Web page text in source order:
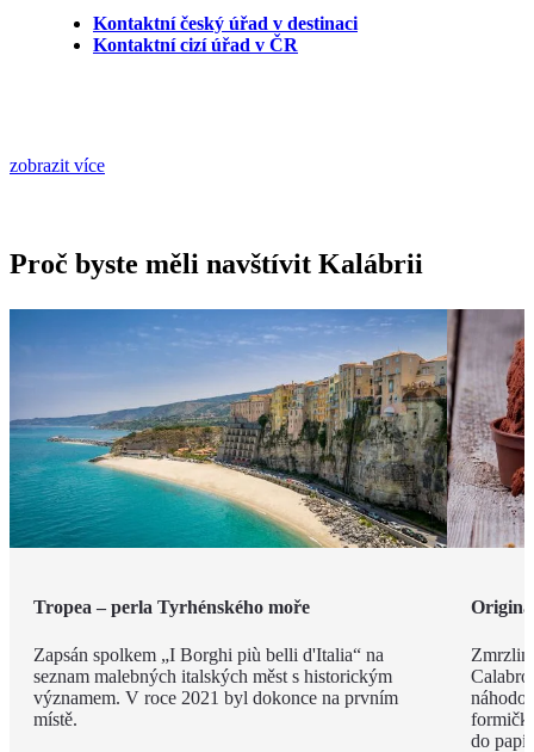
Kontaktní český úřad v destinaci
Kontaktní cizí úřad v ČR
zobrazit více
Proč byste měli navštívit Kalábrii
Tropea – perla Tyrhénského moře
Zapsán spolkem „I Borghi più belli d'Italia“ na
seznam malebných italských měst s historickým
významem. V roce 2021 byl dokonce na prvním
místě.
do